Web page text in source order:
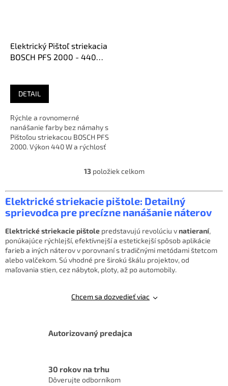
Elektrický Pištoľ striekacia
BOSCH PFS 2000 - 440W,
DETAIL
Rýchle a rovnomerné
nanášanie farby bez námahy s
Pištoľou striekacou BOSCH PFS
2000. Výkon 440 W a rýchlosť
O
l
á
d
c
i
e
p
r
y
p
i
13položiek celkom
Elektrické striekacie pištole: Detailný
sprievodca pre precízne nanášanie náterov
Elektrické striekacie pištole predstavujú revolúciu vnatieraní,
ponúkajúce rýchlejší, efektívnejší a estetickejší spôsob aplikácie
farieb a iných náterov v porovnaní s tradičnými metódami štetcom
alebo valčekom. Sú vhodné pre širokú škálu projektov, od
maľovania stien, cez nábytok, ploty, až po automobily.
Chcem sa dozvedieť viac
Autorizovaný predajca
30 rokov na trhu
Dôverujte odborníkom